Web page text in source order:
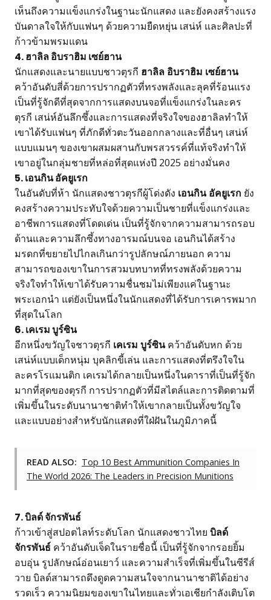
เห็นถึงความแข็งแกร่งในฐานะนักแสดง และยังคงสร้างแรง
บันดาลใจให้กับแฟนๆ ด้วยความยืดหยุ่น เสน่ห์ และศิลปะที่
ก้าวข้ามพรมแดน
4. ฮาลิล อิบราฮิม เซย์ฮาน
นักแสดงและนายแบบชาวตุรกี ฮาลิล อิบราฮิม เซย์ฮาน
คว้าอันดับสี่ด้วยการปรากฏตัวที่ทรงพลังและลุคที่ร้อนแรง
เป็นที่รู้จักดีที่สุดจากการแสดงบนจอที่แข็งแกร่งในละคร
ตุรกี เสน่ห์อันลึกซึ้งและการแสดงที่จริงใจของฮาลิลทำให้
เขาได้รับแฟนๆ ที่ภักดีทั่วตะวันออกกลางและที่อื่นๆ เสน่ห์
แบบแมนๆ ของเขาผสมผสานกับพรสวรรค์ที่แท้จริงทำให้
เขาอยู่ในกลุ่มชายที่หล่อที่สุดแห่งปี 2025 อย่างมั่นคง
5. เอนกิน อัคยูเรก
ในอันดับที่ห้า นักแสดงชาวตุรกีผู้โด่งดัง เอนกิน อัคยูเรก ยัง
คงสร้างความประทับใจด้วยความเป็นชายที่แข็งแกร่งและ
อาชีพการแสดงที่โดดเด่น เป็นที่รู้จักจากความสามารถรอบ
ด้านและความลึกซึ้งทางอารมณ์บนจอ เอนกินได้สร้าง
มรดกที่ขยายไปไกลเกินกว่ารูปลักษณ์ภายนอก ความ
สามารถของเขาในการสวมบทบาทที่ทรงพลังด้วยความ
จริงใจทำให้เขาได้รับความชื่นชมไม่เพียงแค่ในฐานะ
พระเอกนำ แต่ยังเป็นหนึ่งในนักแสดงที่ได้รับการเคารพมาก
ที่สุดในโลก
6. เคเรม บูร์ซิน
อีกหนึ่งขวัญใจชาวตุรกี เคเรม บูร์ซินคว้าอันดับหก ด้วย
เสน่ห์แบบเด็กหนุ่ม บุคลิกขี้เล่น และการแสดงที่ตรึงใจใน
ละครโรแมนติก เคเรมได้กลายเป็นหนึ่งในดาราที่เป็นที่รู้จัก
มากที่สุดของตุรกี การปรากฏตัวที่มีสไตล์และการติดตามที่
เพิ่มขึ้นในระดับนานาชาติทำให้เขากลายเป็นทั้งขวัญใจ
และแบบอย่างสำหรับนักแสดงที่ใฝ่ฝันในภูมิภาคนี้
READ ALSO: Top 10 Best Ammunition Companies In
The World 2026: The Leaders in Precision Munitions
7. บิลด์ จักรพันธ์
ก้าวเข้าสู่สปอตไลท์ระดับโลก นักแสดงชาวไทย บิลด์
จักรพันธ์ คว้าอันดับเจ็ดในรายชื่อนี้ เป็นที่รู้จักจากรอยยิ้ม
อบอุ่น รูปลักษณ์อ่อนเยาว์ และความสำเร็จที่เพิ่มขึ้นในซีรีส์
วาย บิลด์สามารถดึงดูดความสนใจจากนานาชาติได้อย่าง
รวดเร็ว ความนิยมของเขาในไทยและทั่วเอเชียกำลังเติบโต